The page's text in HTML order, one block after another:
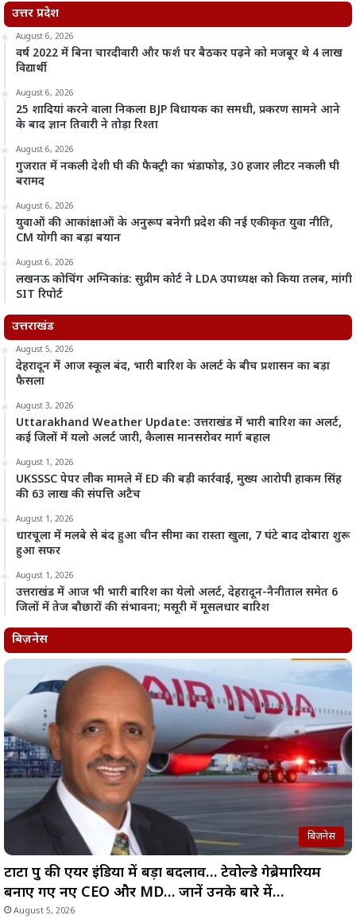
उत्तर प्रदेश
August 6, 2026
वर्ष 2022 में बिना चारदीवारी और फर्श पर बैठकर पढ़ने को मजबूर थे 4 लाख
विद्यार्थी
August 6, 2026
25 शादियां करने वाला निकला BJP विधायक का समधी, प्रकरण सामने आने
के बाद ज्ञान तिवारी ने तोड़ा रिश्ता
August 6, 2026
गुजरात में नकली देशी घी की फैक्ट्री का भंडाफोड़, 30 हजार लीटर नकली घी
बरामद
August 6, 2026
युवाओं की आकांक्षाओं के अनुरूप बनेगी प्रदेश की नई एकीकृत युवा नीति,
CM योगी का बड़ा बयान
August 6, 2026
लखनऊ कोचिंग अग्निकांड: सुप्रीम कोर्ट ने LDA उपाध्यक्ष को किया तलब, मांगी
SIT रिपोर्ट
उत्तराखंड
August 5, 2026
देहरादून में आज स्कूल बंद, भारी बारिश के अलर्ट के बीच प्रशासन का बड़ा
फैसला
August 3, 2026
Uttarakhand Weather Update: उत्तराखंड में भारी बारिश का अलर्ट,
कई जिलों में यलो अलर्ट जारी, कैलास मानसरोवर मार्ग बहाल
August 1, 2026
UKSSSC पेपर लीक मामले में ED की बड़ी कार्रवाई, मुख्य आरोपी हाकम सिंह
की 63 लाख की संपत्ति अटैच
August 1, 2026
धारचूला में मलबे से बंद हुआ चीन सीमा का रास्ता खुला, 7 घंटे बाद दोबारा शुरू
हुआ सफर
August 1, 2026
उत्तराखंड में आज भी भारी बारिश का येलो अलर्ट, देहरादून-नैनीताल समेत 6
जिलों में तेज बौछारों की संभावना; मसूरी में मूसलधार बारिश
बिज़नेस
बिज़नेस
टाटा ग्रुप की एयर इंडिया में बड़ा बदलाव… टेवोल्डे गेब्रेमारियम
बनाए गए नए CEO और MD… जानें उनके बारे में…
August 5, 2026